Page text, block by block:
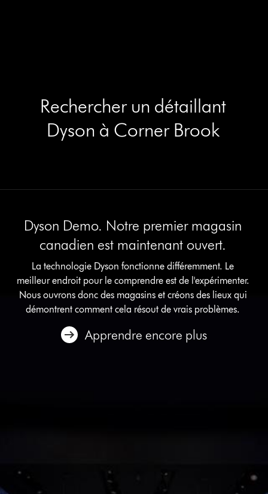
Rechercher un détaillant
Dyson à Corner Brook
Dyson Demo. Notre premier magasin
canadien est maintenant ouvert.
La technologie Dyson fonctionne différemment. Le
meilleur endroit pour le comprendre est de l'expérimenter.
Nous ouvrons donc des magasins et créons des lieux qui
démontrent comment cela résout de vrais problèmes.
Apprendre encore plus